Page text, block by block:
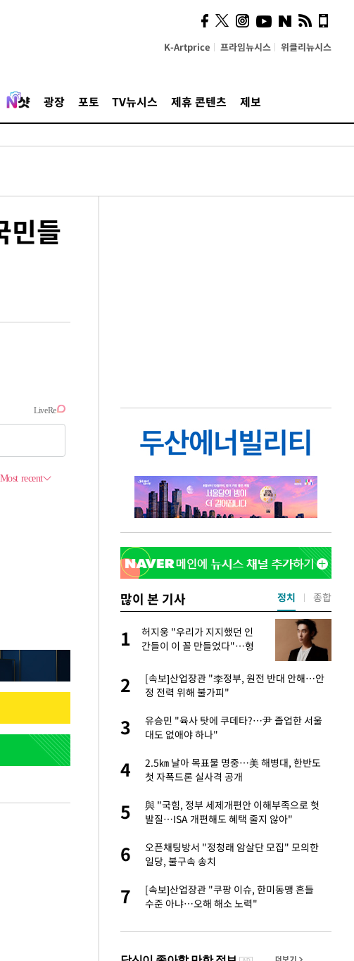
K-Artprice 프라임뉴시스 위클리뉴시스
광장 포토 TV뉴시스 제휴 콘텐츠 제보
민들
많이 본 기사
로 전 재산 잃고 필리핀
전세금 미반환은 고도의
원해"
일 없이 산다' 선곡…쿨한
했던 인간들이 이 꼴 만
1
허지웅 "우리가 지지했던 인
간들이 이 꼴 만들었다"…형
2
[속보]산업장관 "李정부, 원전 반대 안해…안
정 전력 위해 불가피"
3
유승민 "육사 탓에 쿠데타?…尹 졸업한 서울
대도 없애야 하나"
4
2.5㎞ 날아 목표물 명중…美 해병대, 한반도
첫 자폭드론 실사격 공개
5
與 "국힘, 정부 세제개편안 이해부족으로 헛
발질…ISA 개편해도 혜택 줄지 않아"
6
오픈채팅방서 "정청래 암살단 모집" 모의한
일당, 불구속 송치
7
[속보]산업장관 "쿠팡 이슈, 한미동맹 흔들
수준 아냐…오해 해소 노력"
정치 종합